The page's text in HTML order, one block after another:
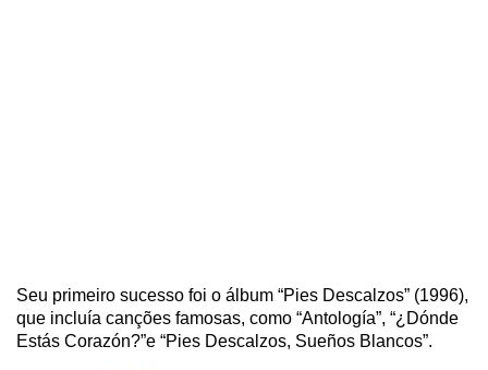
Seu primeiro sucesso foi o álbum “Pies Descalzos” (1996),
que incluía canções famosas, como “Antología”, “¿Dónde
Estás Corazón?”e “Pies Descalzos, Sueños Blancos”.